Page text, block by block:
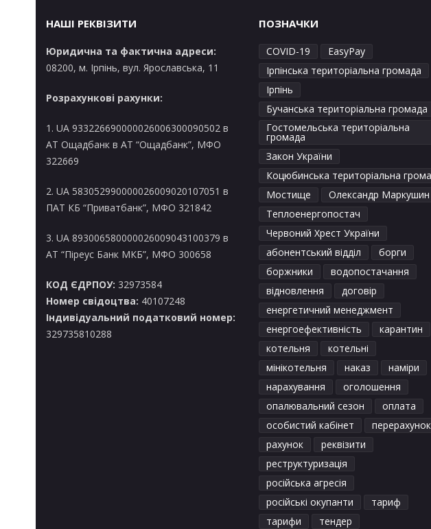
НАШІ РЕКВІЗИТИ
Юридична та фактична адреси:
08200, м. Ірпінь, вул. Ярославська, 11
Розрахункові рахунки:
1. UA 933226690000026006300090502 в
AT Ощадбанк в АТ “Ощадбанк”, МФО
322669
2. UA 583052990000026009020107051 в
ПАТ КБ “Приватбанк”, МФО 321842
3. UA 893006580000026009043100379 в
АТ “Піреус Банк МКБ”, МФО 300658
КОД ЄДРПОУ: 32973584
Номер свідоцтва: 40107248
Індивідуальний податковий номер:
329735810288
ПОЗНАЧКИ
COVID-19
EasyPay
Ірпінська територіальна громада
Ірпінь
Бучанська територіальна громада
Гостомельська територіальна
громада
Закон України
Коцюбинська територіальна
Мостище
Олександр Маркушин
Теплоенергопостач
Червоний Хрест України
абонентський відділ
борги
боржники
водопостачання
відновлення
договір
енергетичний менеджмент
енергоефективність
карантин
котельня
котельні
мінікотельня
наказ
наміри
нарахування
оголошення
опалювальний сезон
оплата
особистий кабінет
перерахунок
рахунок
реквізити
реструктуризація
російська агресія
російські окупанти
тариф
тарифи
тендер